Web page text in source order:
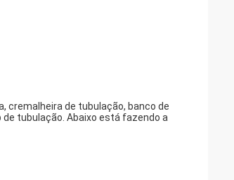
cremalheira de tubulação, banco de
tubulação. Abaixo está fazendo a